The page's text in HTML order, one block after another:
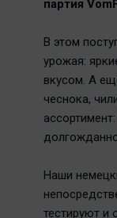
партия
В этом
урожая:
вкусом. А
чеснока,
Наши
тестируют и